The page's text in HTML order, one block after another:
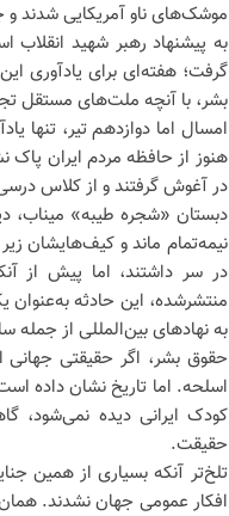
موشک‌های ناو آمریکایی شدند و
به پیشنهاد رهبر شهید
گرفت؛ هفته‌ای برای یادآوری
بشر، با آنچه ملت‌های مستقل
امسال اما دوازدهم تیر، تنها
هنوز از حافظه مردم ایران پاک
در آغوش گرفتند و از کلاس
دبستان «شجره طیبه» میناب،
نیمه‌تمام ماند و کیف‌هایشان
در سر داشتند، اما پیش از
منتشرشده، این حادثه
به نهادهای بین‌المللی از
حقوق بشر، اگر حقیقتی
اسلحه. اما تاریخ نشان داده
کودک ایرانی دیده نمی‌شود،
حقیقت.
تلخ‌تر آنکه بسیاری از همین